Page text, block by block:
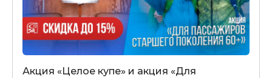
Акция «Целое купе» и акция «Для